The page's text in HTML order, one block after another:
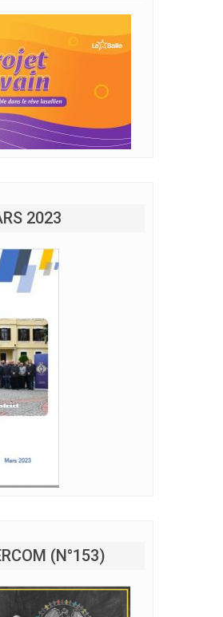
2023
(N°153)